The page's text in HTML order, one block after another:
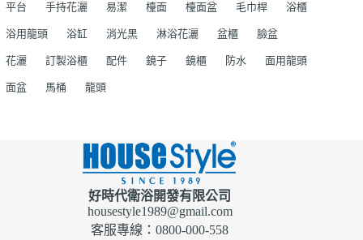
平台 手持花灑 易潔 檯面 檯面盆 毛巾桿 浴櫃
浴用龍頭 浴缸 消光黑 淋浴花灑 盆櫃 臉盆
花灑 訂製浴櫃 配件 鏡子 鏡櫃 防水 面用龍頭
面盆 馬桶 龍頭
好時代衛浴開發有限公司
housestyle1989@gmail.com
客服專線：0800-000-558